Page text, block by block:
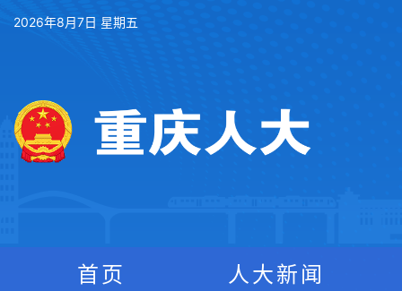
2026年8月7日 星期五
首页 人大新闻